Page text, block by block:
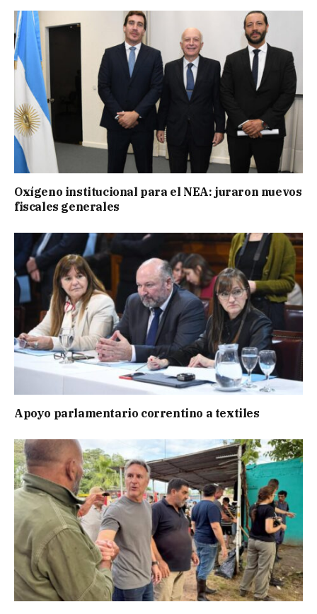
Oxígeno institucional para el NEA: juraron nuevos
fiscales generales
Apoyo parlamentario correntino a textiles